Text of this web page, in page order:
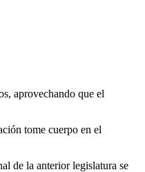
aprovechando que el
tome cuerpo en el
de la anterior legislatura se